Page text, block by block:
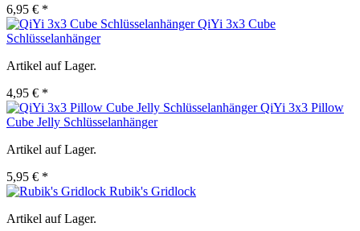
6,95 € *
QiYi 3x3 Cube
Schlüsselanhänger
Artikel auf Lager.
4,95 € *
QiYi 3x3 Pillow
Cube Jelly Schlüsselanhänger
Artikel auf Lager.
5,95 € *
Rubik's Gridlock
Artikel auf Lager.